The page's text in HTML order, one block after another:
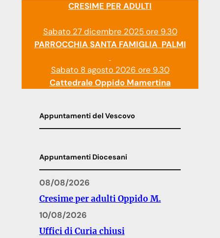
CRESIME PER ADULTI
Sabato 27 dicembre 2025 ore 9.30
PARROCCHIA SANTA FAMIGLIA PALMI
Sabato 8 agosto 2026 ore 9.30
Cattedrale Oppido Mamertina
Appuntamenti del Vescovo
Appuntamenti Diocesani
08/08/2026
Cresime per adulti Oppido M.
10/08/2026
Uffici di Curia chiusi